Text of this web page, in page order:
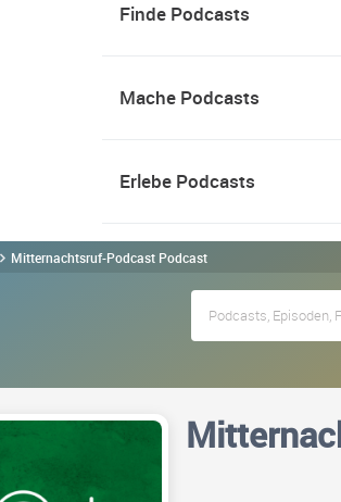
Finde Podcasts
Mache Podcasts
Erlebe Podcasts
Mitternachtsruf-Podcast Podcast